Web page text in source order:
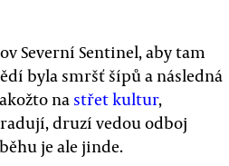
Severní Sentinel, aby tam
byla smršť šípů a následná
na střet kultur,
druzí vedou odboj
je ale jinde.